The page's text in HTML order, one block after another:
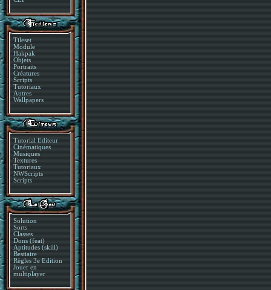
Tileset
Module
Hakpak
Objets
Portraits
Créatures
Scripts
Tutoriaux
Autres
Wallpapers
Tutorial Editeur
Cinématiques
Musiques
Textures
Tutoriaux
NWScripts
Scripts
Solution
Sorts
Classes
Dons (feat)
Aptitudes (skill)
Bestiaire
Règles 3e Edition
Jouer en
multiplayer